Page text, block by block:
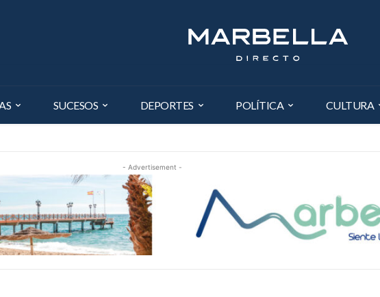
SUCESOS DEPORTES POLÍTICA CULTURA
- Advertisement -